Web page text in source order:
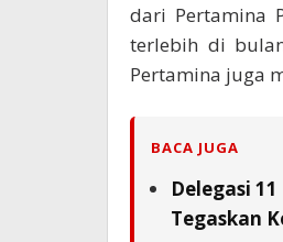
dari Pertamina
terlebih di
Pertamina juga
BACA JUGA
Delegasi
Tegaskan